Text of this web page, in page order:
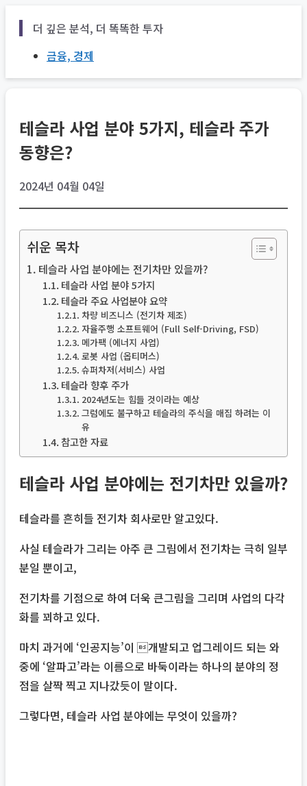
더 깊은 분석, 더 똑똑한 투자
금융, 경제
테슬라 사업 분야 5가지, 테슬라 주가
동향은?
2024년 04월 04일
쉬운 목차
테슬라 사업 분야에는 전기차만 있을까?
테슬라 사업 분야 5가지
테슬라 주요 사업분야 요약
차량 비즈니스 (전기차 제조)
자율주행 소프트웨어 (Full Self-Driving, FSD)
메가팩 (에너지 사업)
로봇 사업 (옵티머스)
슈퍼차저(서비스) 사업
테슬라 향후 주가
2024년도는 힘들 것이라는 예상
그럼에도 불구하고 테슬라의 주식을 매집 하려는 이
유
참고한 자료
테슬라 사업 분야에는 전기차만 있을까?
테슬라를 흔히들 전기차 회사로만 알고있다.
사실 테슬라가 그리는 아주 큰 그림에서 전기차는 극히 일부
분일 뿐이고,
전기차를 기점으로 하여 더욱 큰그림을 그리며 사업의 다각
화를 꾀하고 있다.
마치 과거에 ‘인공지능’이 개발되고 업그레이드 되는 와
중에 ‘알파고’라는 이름으로 바둑이라는 하나의 분야의 정
점을 살짝 찍고 지나갔듯이 말이다.
그렇다면, 테슬라 사업 분야에는 무엇이 있을까?